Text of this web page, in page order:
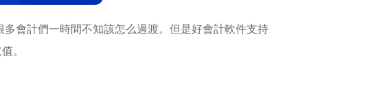
多會計們一時間不知該怎么過渡。但是好會計軟件支持
。